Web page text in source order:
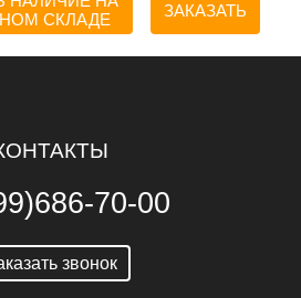
СКЛАДЕ
ЗАКАЗАТЬ
70-00
звонок